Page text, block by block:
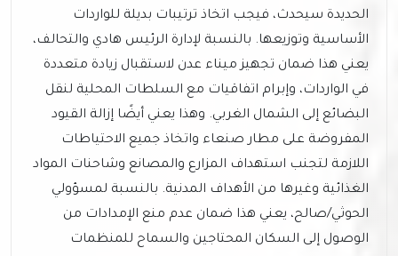
الحديدة سيحدث، فيجب اتخاذ ترتيبات بديلة للواردات
الأساسية وتوزيعها. بالنسبة لإدارة الرئيس هادي والتحالف،
يعني هذا ضمان تجهيز ميناء عدن لاستقبال زيادة متعددة
في الواردات، وإبرام اتفاقيات مع السلطات المحلية لنقل
البضائع إلى الشمال الغربي. وهذا يعني أيضًا إزالة القيود
المفروضة على مطار صنعاء واتخاذ جميع الاحتياطات
اللازمة لتجنب استهداف المزارع والمصانع وشاحنات المواد
الغذائية وغيرها من الأهداف المدنية. بالنسبة لمسؤولي
الحوثي/صالح، يعني هذا ضمان عدم منع الإمدادات من
الوصول إلى السكان المحتاجين والسماح للمنظمات